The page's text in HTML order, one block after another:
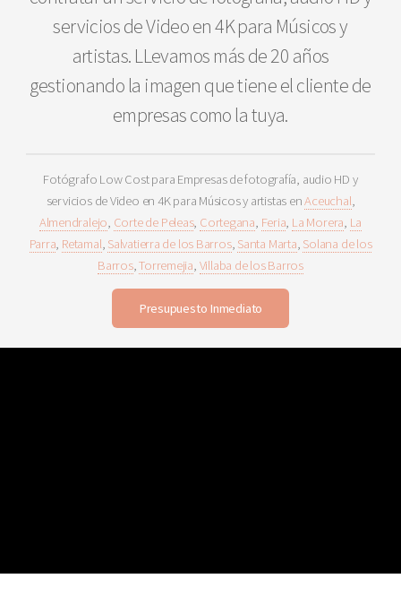
servicios de Video en 4K para Músicos y
artistas. LLevamos más de 20 años
gestionando la imagen que tiene el cliente de
empresas como la tuya.
Fotógrafo Low Cost para Empresas de fotografía, audio HD y
servicios de Video en 4K para Músicos y artistas enAceuchal,
Almendralejo, Corte de Peleas, Cortegana, Feria, La Morera, La
Parra, Retamal, Salvatierra de los Barros, Santa Marta, Solana de los
Barros,Torremejia, Villaba de los Barros
Presupuesto Inmediato